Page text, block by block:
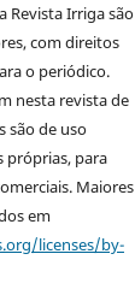
Revista Irriga são
com direitos
o periódico.
nesta revista de
são de uso
próprias, para
Maiores
em
licenses/by-